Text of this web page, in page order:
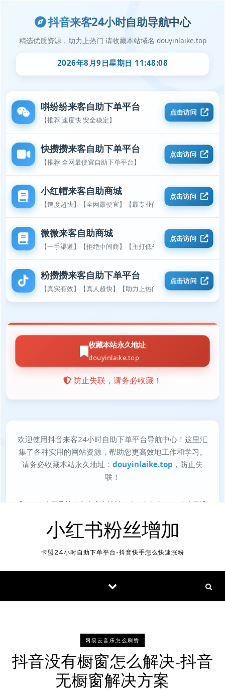
小红书粉丝增加
卡盟24小时自助下单平台-抖音快手怎么快速涨粉
网易云音乐怎么刷赞
抖音没有橱窗怎么解决-抖音
无橱窗解决方案